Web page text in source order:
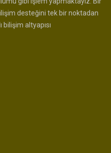
desteğini tek bir noktadan
altyapısı